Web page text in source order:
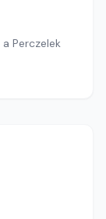
Perczelek